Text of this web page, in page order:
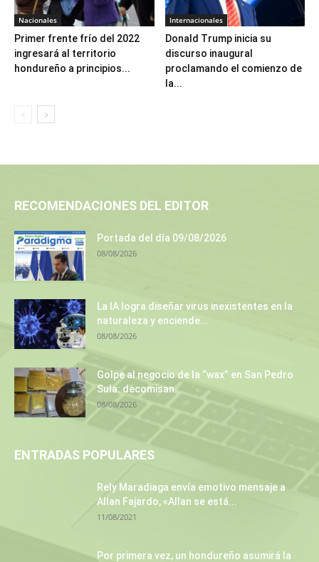
Nacionales
Primer frente frío del 2022
ingresará al territorio
hondureño a principios...
Internacionales
Donald Trump inicia su
discurso inaugural
proclamando el comienzo de
la...
RECOMENDACIONES DEL EDITOR
Portada del día 09/08/2026
08/08/2026
La IA logra diseñar virus inexistentes en la
naturaleza y enciende...
08/08/2026
Golpe al negocio de la “wax” en San Pedro
Sula: decomisan...
08/08/2026
ENTRADAS POPULARES
Rely Maradiaga envía emotivo mensaje a
Allan Fajardo, «Allan se está...
11/08/2021
Por primera vez, un hondureño asumirá la